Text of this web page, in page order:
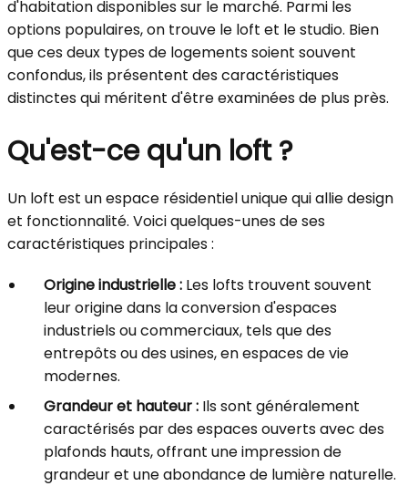
d'habitation disponibles sur le marché. Parmi les
options populaires, on trouve le loft et le studio. Bien
que ces deux types de logements soient souvent
confondus, ils présentent des caractéristiques
distinctes qui méritent d'être examinées de plus près.
Qu'est-ce qu'un loft ?
Un loft est un espace résidentiel unique qui allie design
et fonctionnalité. Voici quelques-unes de ses
caractéristiques principales :
Origine industrielle : Les lofts trouvent souvent
leur origine dans la conversion d'espaces
industriels ou commerciaux, tels que des
entrepôts ou des usines, en espaces de vie
modernes.
Grandeur et hauteur : Ils sont généralement
caractérisés par des espaces ouverts avec des
plafonds hauts, offrant une impression de
grandeur et une abondance de lumière naturelle.